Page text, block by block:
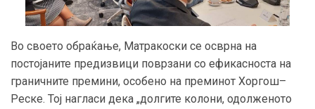
Во своето обраќање, Матракоски се осврна на
постојаните предизвици поврзани со ефикасноста на
граничните премини, особено на преминот Хоргош–
Реске. Тој нагласи дека „долгите колони, одолженото